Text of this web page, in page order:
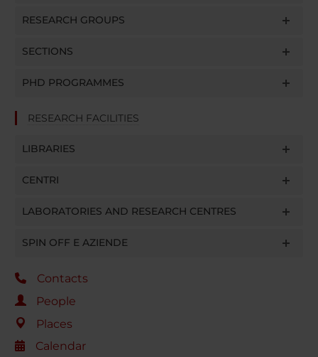
RESEARCH GROUPS
SECTIONS
PHD PROGRAMMES
RESEARCH FACILITIES
LIBRARIES
CENTRI
LABORATORIES AND RESEARCH CENTRES
SPIN OFF E AZIENDE
Contacts
People
Places
Calendar